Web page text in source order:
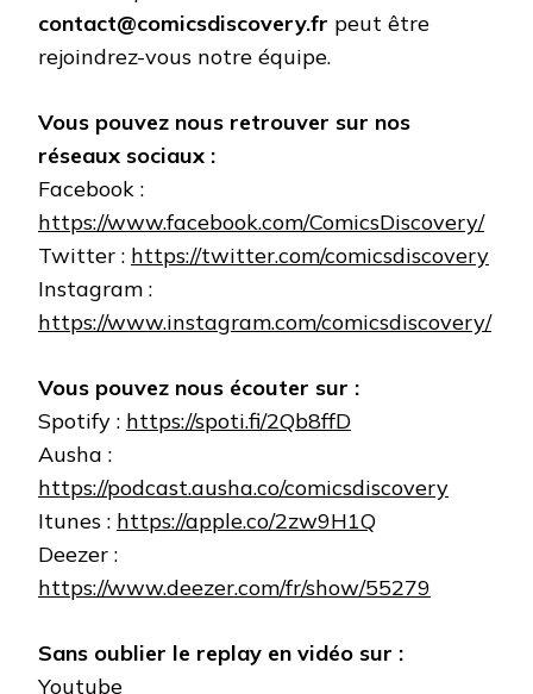
contact@comicsdiscovery.fr peut être
rejoindrez-vous notre équipe.
Vous pouvez nous retrouver sur nos
réseaux sociaux :
Facebook :
https://www.facebook.com/ComicsDiscovery/
Twitter : https://twitter.com/comicsdiscovery
Instagram :
https://www.instagram.com/comicsdiscovery/
Vous pouvez nous écouter sur :
Spotify : https://spoti.fi/2Qb8ffD
Ausha :
https://podcast.ausha.co/comicsdiscovery
Itunes : https://apple.co/2zw9H1Q
Deezer :
https://www.deezer.com/fr/show/55279
Sans oublier le replay en vidéo sur :
Youtube